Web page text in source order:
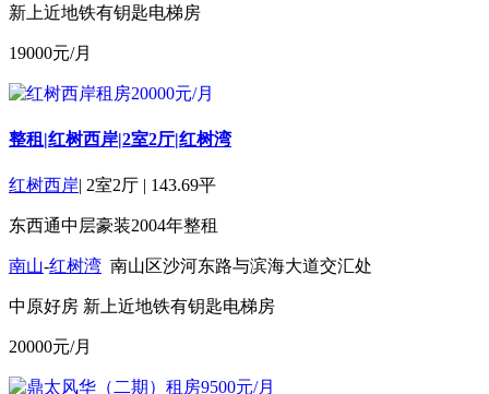
新上近地铁有钥匙电梯房
19000元/月
整租|红树西岸|2室2厅|红树湾
红树西岸| 2室2厅 | 143.69平
东西通中层豪装2004年整租
南山-红树湾 南山区沙河东路与滨海大道交汇处
中原好房 新上近地铁有钥匙电梯房
20000元/月